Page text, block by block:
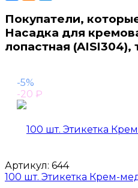
Покупатели,
Насадка для
лопастная (AISI304),
-5%
-20 ₽
Артикул: 644
100 шт. Этикетка Крем-